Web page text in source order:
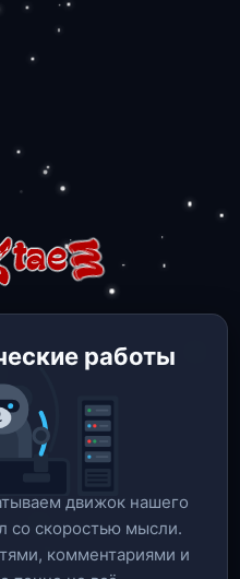
работы
движок нашего
со скоростью мысли.
комментариями и